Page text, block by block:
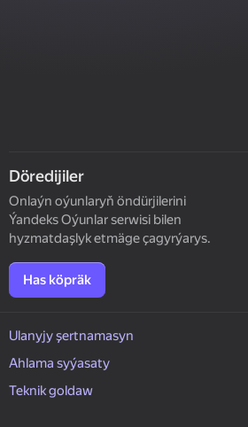
Döredijiler
Onlaýn oýunlaryň öndürjilerini
Ýandeks Oýunlar serwisi bilen
hyzmatdaşlyk etmäge çagyrýarys.
Has köpräk
Ulanyjy şertnamasyn
Ahlama syýasaty
Teknik goldaw